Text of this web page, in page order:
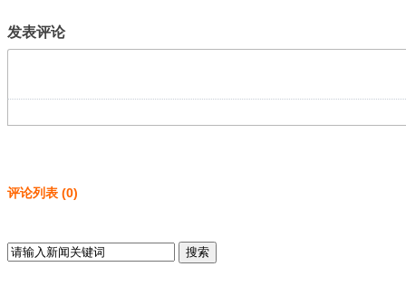
发表评论
评论列表 (0)